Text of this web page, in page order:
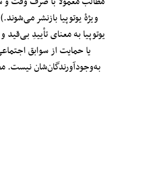
ویژهٔ یوتوپیا بازنشر
یوتوپیا به معنای تأییدِ
یا حمایت از سوابق
به‌وجودآورندگان‌شان نیست.